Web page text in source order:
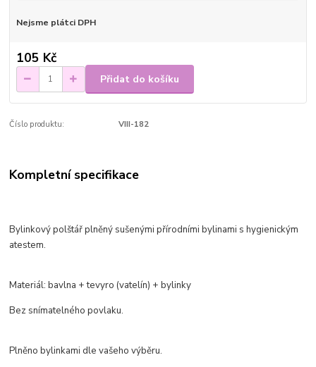
Nejsme plátci DPH
105 Kč
Přidat do košíku
Číslo produktu: VIII-182
Kompletní specifikace
Bylinkový polštář plněný sušenými přírodními bylinami s hygienickým
atestem.
Materiál: bavlna + tevyro (vatelín) + bylinky
Bez snímatelného povlaku.
Plněno bylinkami dle vašeho výběru.